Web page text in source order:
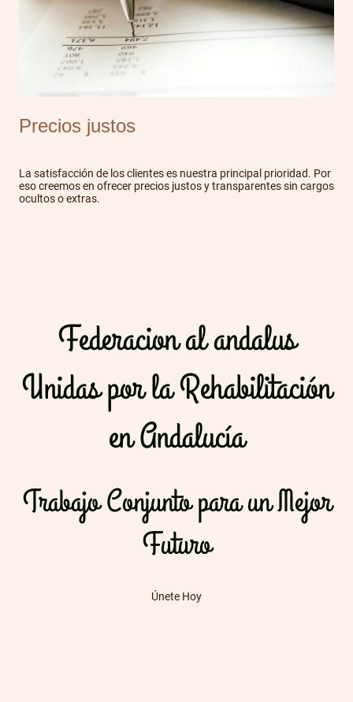
Precios justos
La satisfacción de los clientes es nuestra principal prioridad. Por
eso creemos en ofrecer precios justos y transparentes sin cargos
ocultos o extras.
Federacion al andalus
Unidas por la Rehabilitación
en Andalucía
Trabajo Conjunto para un Mejor
Futuro
Únete Hoy